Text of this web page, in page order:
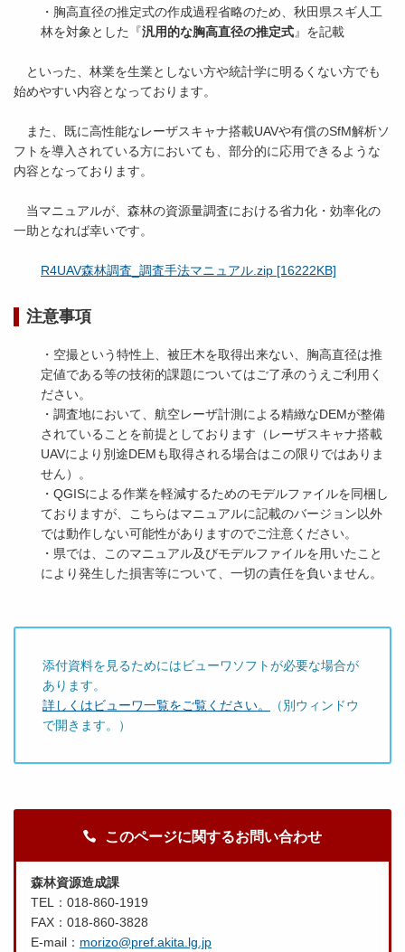
・胸高直径の推定式の作成過程省略のため、秋田県スギ人工
林を対象とした『汎用的な胸高直径の推定式』を記載
といった、林業を生業としない方や統計学に明るくない方でも
始めやすい内容となっております。
また、既に高性能なレーザスキャナ搭載UAVや有償のSfM解析ソ
フトを導入されている方においても、部分的に応用できるような
内容となっております。
当マニュアルが、森林の資源量調査における省力化・効率化の
一助となれば幸いです。
R4UAV森林調査_調査手法マニュアル.zip [16222KB]
注意事項
・空撮という特性上、被圧木を取得出来ない、胸高直径は推
定値である等の技術的課題についてはご了承のうえご利用く
ださい。
・調査地において、航空レーザ計測による精緻なDEMが整備
されていることを前提としております（レーザスキャナ搭載
UAVにより別途DEMも取得される場合はこの限りではありま
せん）。
・QGISによる作業を軽減するためのモデルファイルを同梱し
ておりますが、こちらはマニュアルに記載のバージョン以外
では動作しない可能性がありますのでご注意ください。
・県では、このマニュアル及びモデルファイルを用いたこと
により発生した損害等について、一切の責任を負いません。
添付資料を見るためにはビューワソフトが必要な場合が
あります。
詳しくはビューワ一覧をご覧ください。
（別ウィンドウ
で開きます。）
このページに関するお問い合わせ
森林資源造成課
TEL：018-860-1919
FAX：018-860-3828
E-mail： morizo@pref.akita.lg.jp